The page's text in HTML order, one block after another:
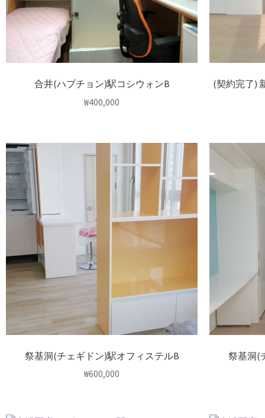
合井(ハプチョン)駅コシウォンB
₩400,000
(契約完了)
祭基洞(チェギドン)駅オフィステルB
₩600,000
祭基洞(